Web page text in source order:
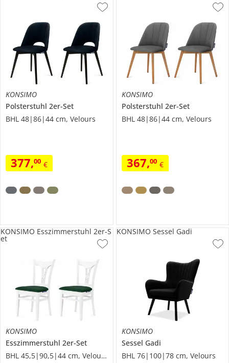
KONSIMO
Polsterstuhl 2er-Set
BHL 48|86|44 cm, Velours
377,00 €
KONSIMO
Polsterstuhl 2er-Set
BHL 48|86|44 cm, Velours
367,00 €
KONSIMO
Esszimmerstuhl 2er-Set
BHL 45,5|90,5|44 cm, Velours
KONSIMO Esszimmerstuhl 2er-S
et
KONSIMO
Sessel Gadi
BHL 76|100|78 cm, Velours
KONSIMO Sessel Gadi